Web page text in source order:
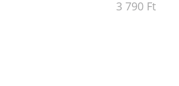
3 790 Ft